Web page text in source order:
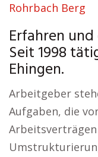
Rohrbach Berg
Erfahren
Seit 1998
Ehingen.
Arbeitgeber
Aufgaben, die